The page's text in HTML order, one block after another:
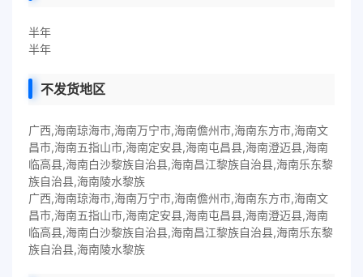
半年
半年
不发货地区
广西,海南琼海市,海南万宁市,海南儋州市,海南东方市,海南文
昌市,海南五指山市,海南定安县,海南屯昌县,海南澄迈县,海南
临高县,海南白沙黎族自治县,海南昌江黎族自治县,海南乐东黎
族自治县,海南陵水黎族
广西,海南琼海市,海南万宁市,海南儋州市,海南东方市,海南文
昌市,海南五指山市,海南定安县,海南屯昌县,海南澄迈县,海南
临高县,海南白沙黎族自治县,海南昌江黎族自治县,海南乐东黎
族自治县,海南陵水黎族